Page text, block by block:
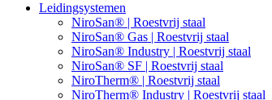
Leidingsystemen
NiroSan® | Roestvrij staal
NiroSan® Gas | Roestvrij staal
NiroSan® Industry | Roestvrij staal
NiroSan® SF | Roestvrij staal
NiroTherm® | Roestvrij staal
NiroTherm® Industry | Roestvrij staal